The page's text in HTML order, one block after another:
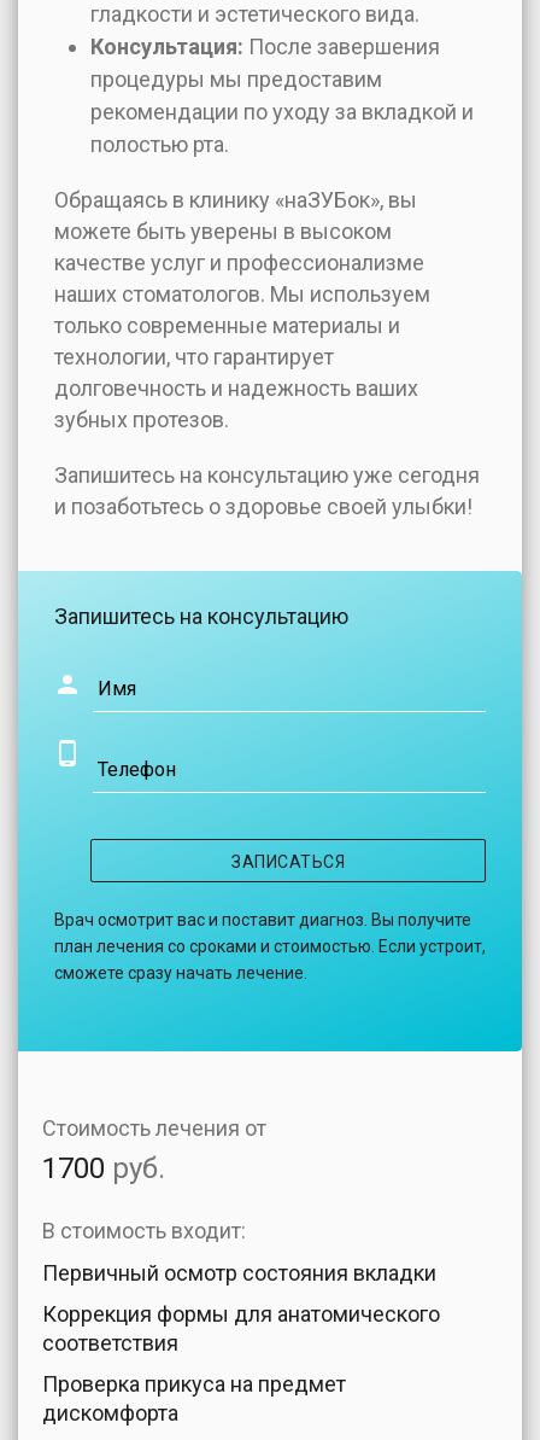
гладкости и эстетического вида.
Консультация: После завершения
процедуры мы предоставим
рекомендации по уходу за вкладкой и
полостью рта.
Обращаясь в клинику «наЗУБок», вы
можете быть уверены в высоком
качестве услуг и профессионализме
наших стоматологов. Мы используем
только современные материалы и
технологии, что гарантирует
долговечность и надежность ваших
зубных протезов.
Запишитесь на консультацию уже сегодня
и позаботьтесь о здоровье своей улыбки!
Запишитесь на консультацию
Имя
Телефон
ЗАПИСАТЬСЯ
Врач осмотрит вас и поставит диагноз. Вы получите
план лечения со сроками и стоимостью. Если устроит,
сможете сразу начать лечение.
Стоимость лечения от
1700 руб.
В стоимость входит:
Первичный осмотр состояния вкладки
Коррекция формы для анатомического
соответствия
Проверка прикуса на предмет
дискомфорта